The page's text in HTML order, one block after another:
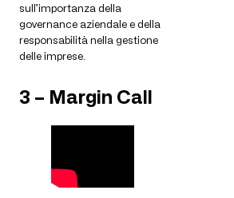
sull’importanza della
governance aziendale e della
responsabilità nella gestione
delle imprese.
3 – Margin Call